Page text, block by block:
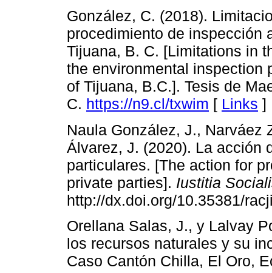
González, C. (2018).
procedimiento de inspección
Tijuana, B. C. [Limitations in
the environmental inspection
of Tijuana, B.C.]. Tesis de
C. https://n9.cl/txwim [ Links ]
Naula González, J., Narváez
Álvarez, J. (2020). La acción
particulares. [The action for
private parties]. Iustitia
http://dx.doi.org/10.35381/
Orellana Salas, J., y Lalvay
los recursos naturales y su
Caso Cantón Chilla, El Oro,